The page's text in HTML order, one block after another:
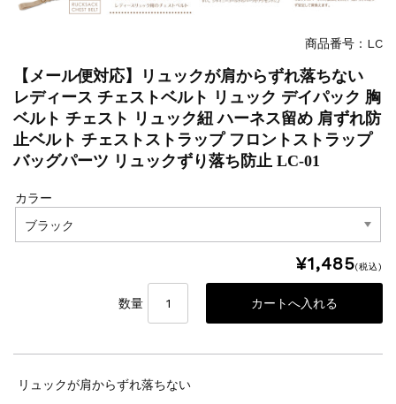
商品番号：LC
【メール便対応】リュックが肩からずれ落ちない
レディース チェストベルト リュック デイパック 胸
ベルト チェスト リュック紐 ハーネス留め 肩ずれ防
止ベルト チェストストラップ フロントストラップ
バッグパーツ リュックずり落ち防止 LC-01
カラー
¥1,485(税込)
数量
リュックが肩からずれ落ちない